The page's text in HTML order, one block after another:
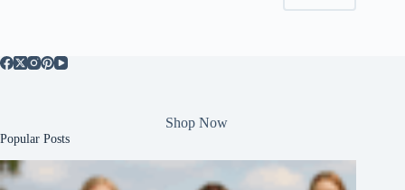
Shop Now
Popular Posts